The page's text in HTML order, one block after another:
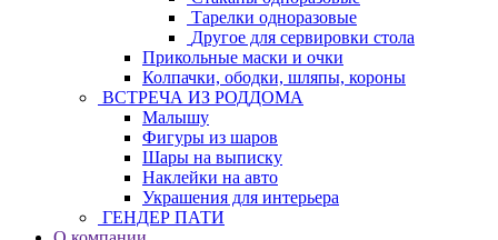
Тарелки одноразовые
Другое для сервировки стола
Прикольные маски и очки
Колпачки, ободки, шляпы, короны
ВСТРЕЧА ИЗ РОДДОМА
Малышу
Фигуры из шаров
Шары на выписку
Наклейки на авто
Украшения для интерьера
ГЕНДЕР ПАТИ